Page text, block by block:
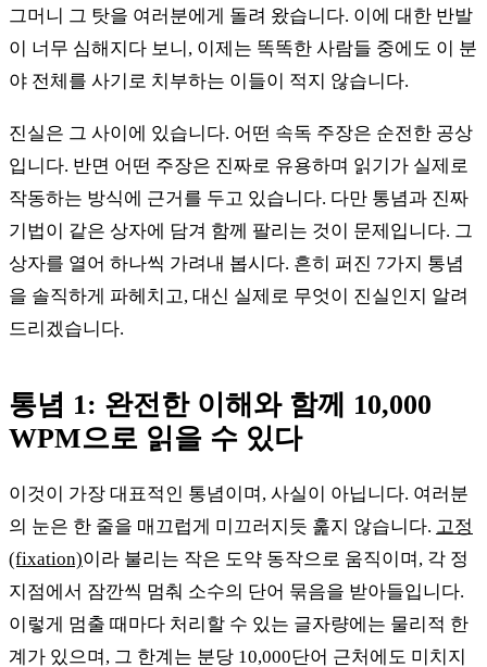
그머니 그 탓을 여러분에게 돌려 왔습니다. 이에 대한 반발
이 너무 심해지다 보니, 이제는 똑똑한 사람들 중에도 이 분
야 전체를 사기로 치부하는 이들이 적지 않습니다.
진실은 그 사이에 있습니다. 어떤 속독 주장은 순전한 공상
입니다. 반면 어떤 주장은 진짜로 유용하며 읽기가 실제로
작동하는 방식에 근거를 두고 있습니다. 다만 통념과 진짜
기법이 같은 상자에 담겨 함께 팔리는 것이 문제입니다. 그
상자를 열어 하나씩 가려내 봅시다. 흔히 퍼진 7가지 통념
을 솔직하게 파헤치고, 대신 실제로 무엇이 진실인지 알려
드리겠습니다.
통념 1: 완전한 이해와 함께 10,000
WPM으로 읽을 수 있다
이것이 가장 대표적인 통념이며, 사실이 아닙니다. 여러분
의 눈은 한 줄을 매끄럽게 미끄러지듯 훑지 않습니다. 고정
(fixation)이라 불리는 작은 도약 동작으로 움직이며, 각 정
지점에서 잠깐씩 멈춰 소수의 단어 묶음을 받아들입니다.
이렇게 멈출 때마다 처리할 수 있는 글자량에는 물리적 한
계가 있으며, 그 한계는 분당 10,000단어 근처에도 미치지